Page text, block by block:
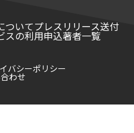
ついてプレスリリース送付
スの利用申込著者一覧
バシーポリシー
わせ